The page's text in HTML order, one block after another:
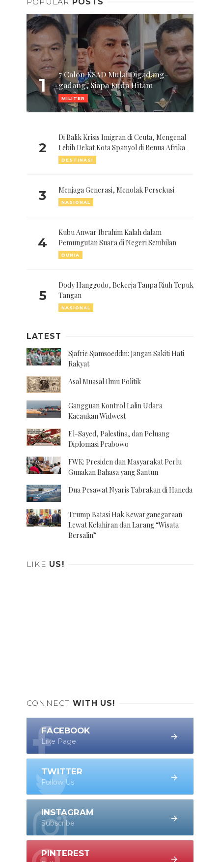
1
7 Calon KSAD Mulai Digadang-
gadang, Siapa Kuda Hitam
MILITER
2
Di Balik Krisis Imigran di Ceuta, Mengenal
Lebih Dekat Kota Spanyol di Benua Afrika
DESTINASI
3 Menjaga Generasi, Menolak Persekusi
NASIONAL
4
Kubu Anwar Ibrahim Kalah dalam
Pemungutan Suara di Negeri Sembilan
DUNIA
5
Dody Hanggodo, Bekerja Tanpa Riuh Tepuk
Tangan
NASIONAL
LATEST
Sjafrie Sjamsoeddin: Jangan Sakiti Hati
Rakyat
Asal Muasal Ilmu Politik
Gangguan Kontrol Lalin Udara
Kacaukan Widwest
El-Sayed, Palestina, dan Peluang
Diplomasi Prabowo
FWK: Presiden dan Masyarakat Perlu
Gunakan Bahasa yang Santun
Dua Pesawat Nyaris Tabrakan di Haneda
Trump Batasi Hak Kewarganegaraan
Lewat Kelahiran dan Larang “Wisata
Bersalin”
LIKE US!
CONNECT WITH US!
FACEBOOK
Like Page
TWITTER
Follow Us
INSTAGRAM
Subscribe
PINTEREST